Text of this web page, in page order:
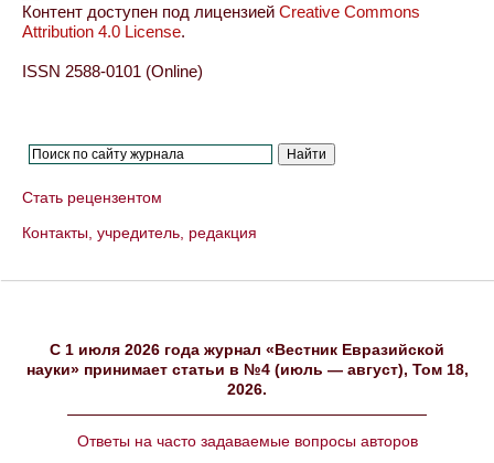
Контент доступен под лицензией Creative Commons
Attribution 4.0 License.
ISSN 2588-0101 (Online)
Стать рецензентом
Контакты, учредитель, редакция
C 1 июля 2026 года журнал «Вестник Евразийской
науки» принимает статьи в №4 (июль — август), Том 18,
2026.
Ответы на часто задаваемые вопросы авторов